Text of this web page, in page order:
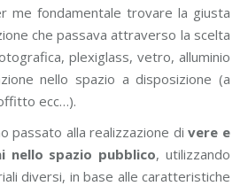
me fondamentale trovare la giusta
che passava attraverso la scelta
plexiglass, vetro, alluminio
nello spazio a disposizione (a
ecc…).
passato alla realizzazione divere e
nello spazio pubblico, utilizzando
diversi, in base alle caratteristiche